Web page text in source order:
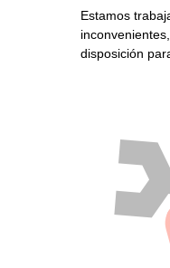
Estamos
disposición